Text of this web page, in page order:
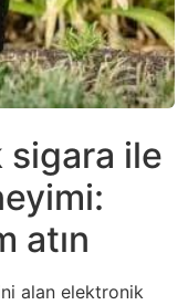
ile
atın
alan elektronik